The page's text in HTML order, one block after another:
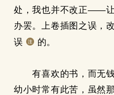
处，我也并不改正——
办罢。上卷插图之误，
误
的。
有喜欢的书，而无钱
幼小时常有此苦，虽然